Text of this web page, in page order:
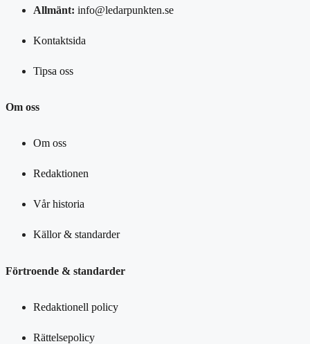
Allmänt: info@ledarpunkten.se
Kontaktsida
Tipsa oss
Om oss
Om oss
Redaktionen
Vår historia
Källor & standarder
Förtroende & standarder
Redaktionell policy
Rättelsepolicy